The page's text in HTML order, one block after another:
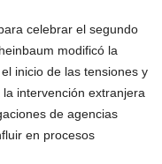
celebrar el segundo
modificó la
inicio de las tensiones y
intervención extranjera
de agencias
en procesos